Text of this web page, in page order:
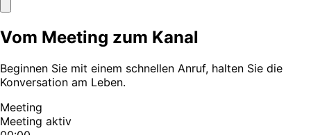
Vom Meeting zum Kanal
Beginnen Sie mit einem schnellen Anruf, halten Sie die
Konversation am Leben.
Meeting
Meeting aktiv